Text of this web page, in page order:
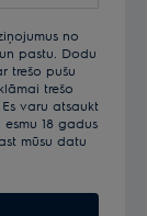
no
pastu. Dodu
trešo pušu
trešo
varu atsaukt
18 gadus
mūsu datu